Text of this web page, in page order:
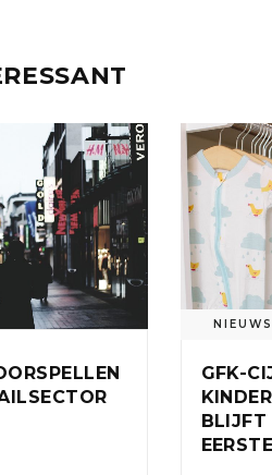
NIEUWS
GFK-
BLIJFT